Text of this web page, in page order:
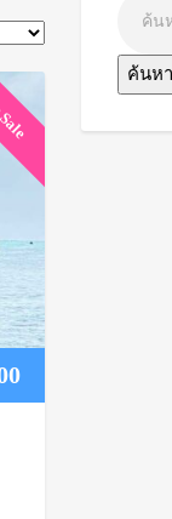
Price
ค้นหา